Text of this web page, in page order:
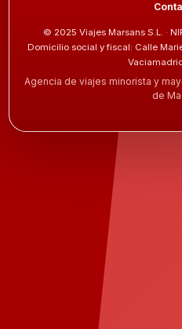
© 2025 Viajes Marsans S.L. ·
Domicilio social y fiscal: Calle
Agencia de viajes minorista y
de